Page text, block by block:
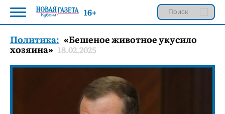
Политика: «Бешеное животное укусило
хозяина» 18.02.2025
16+